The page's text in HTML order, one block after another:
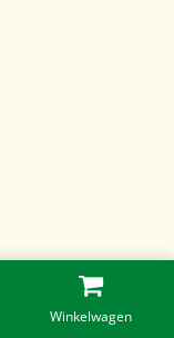
Winkelwagen